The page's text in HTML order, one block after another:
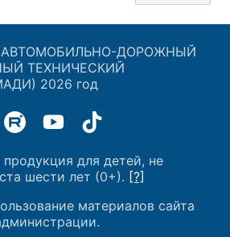
ДОРОЖНЫЙ
ТЕХНИЧЕСКИЙ
2026 год
для детей, не
шести лет (0+). [?]
материалов сайта